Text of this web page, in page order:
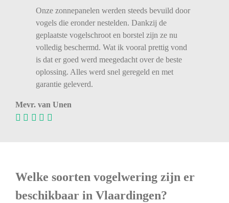
Onze zonnepanelen werden steeds bevuild door
vogels die eronder nestelden. Dankzij de
geplaatste vogelschroot en borstel zijn ze nu
volledig beschermd. Wat ik vooral prettig vond
is dat er goed werd meegedacht over de beste
oplossing. Alles werd snel geregeld en met
garantie geleverd.
Mevr. van Unen
Welke soorten vogelwering zijn er
beschikbaar in Vlaardingen?